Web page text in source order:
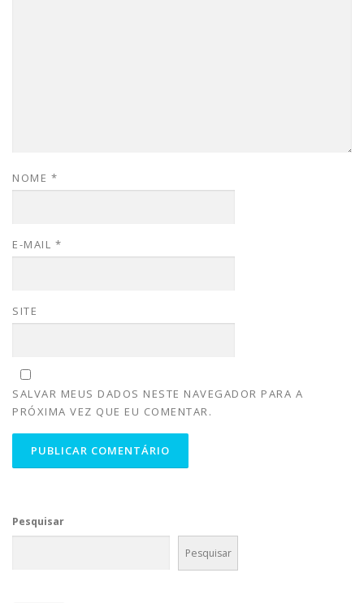
NOME *
E-MAIL *
SITE
SALVAR MEUS DADOS NESTE NAVEGADOR PARA A
PRÓXIMA VEZ QUE EU COMENTAR.
Pesquisar
Pesquisar